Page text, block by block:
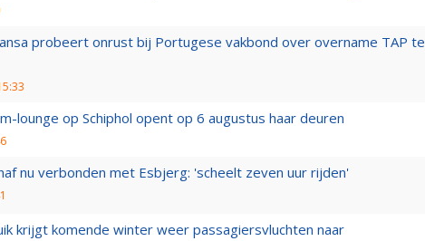
probeert onrust bij Portugese vakbond over overname TAP te
lounge op Schiphol opent op 6 augustus haar deuren
nu verbonden met Esbjerg: 'scheelt zeven uur rijden'
krijgt komende winter weer passagiersvluchten naar